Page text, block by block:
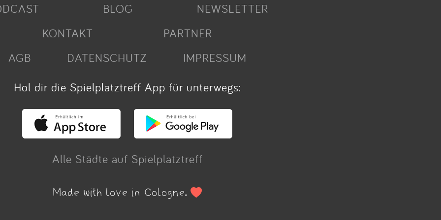
BLOG
NEWSLETTER
KONTAKT
PARTNER
AGB
DATENSCHUTZ
IMPRESSUM
Hol dir die Spielplatztreff App für unterwegs:
Alle Städte auf Spielplatztreff
Made with love in Cologne.